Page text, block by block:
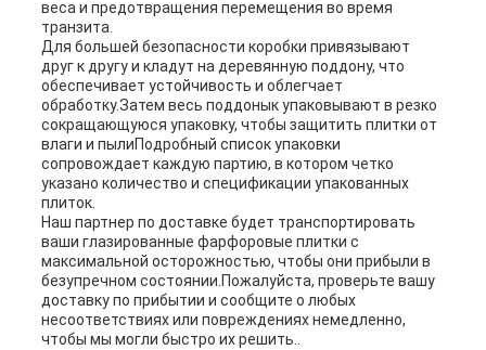
веса и предотвращения перемещения во время
транзита.
Для большей безопасности коробки привязывают
друг к другу и кладут на деревянную поддону, что
обеспечивает устойчивость и облегчает
обработку.Затем весь поддонык упаковывают в резко
сокращающуюся упаковку, чтобы защитить плитки от
влаги и пылиПодробный список упаковки
сопровождает каждую партию, в котором четко
указано количество и спецификации упакованных
плиток.
Наш партнер по доставке будет транспортировать
ваши глазированные фарфоровые плитки с
максимальной осторожностью, чтобы они прибыли в
безупречном состоянии.Пожалуйста, проверьте вашу
доставку по прибытии и сообщите о любых
несоответствиях или повреждениях немедленно,
чтобы мы могли быстро их решить..